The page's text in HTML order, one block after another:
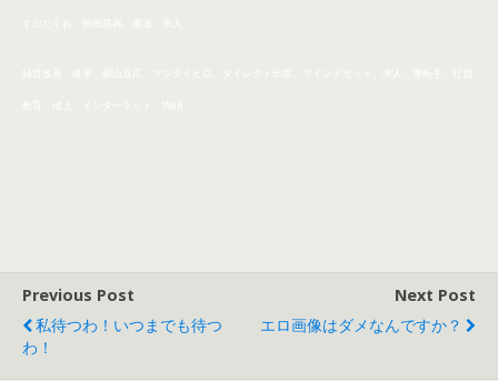
Previous Post
私待つわ！いつまでも待つ
わ！
Next Post
エロ画像はダメなんですか？